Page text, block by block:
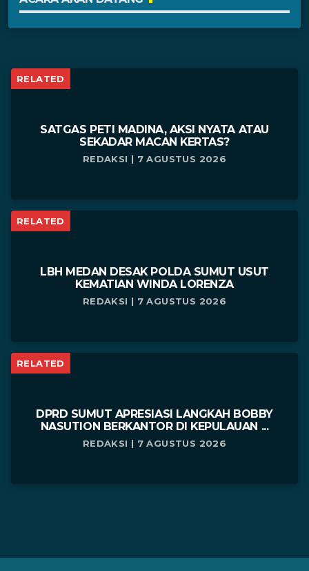
RELATED
SATGAS PETI MADINA, AKSI NYATA ATAU
SEKADAR MACAN KERTAS?
REDAKSI | 7 AGUSTUS 2026
RELATED
LBH MEDAN DESAK POLDA SUMUT USUT
KEMATIAN WINDA LORENZA
REDAKSI | 7 AGUSTUS 2026
RELATED
DPRD SUMUT APRESIASI LANGKAH BOBBY
NASUTION BERKANTOR DI KEPULAUAN ...
REDAKSI | 7 AGUSTUS 2026